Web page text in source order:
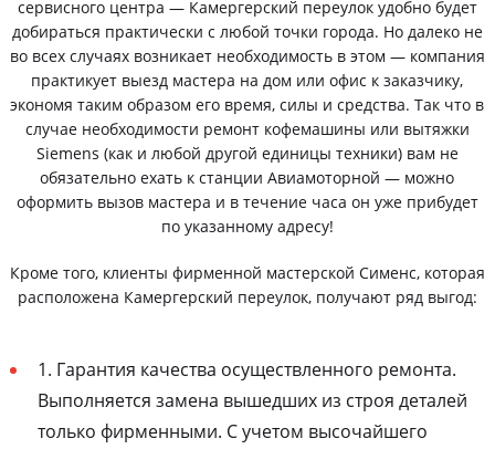
сервисного центра — Камергерский переулок удобно будет
добираться практически с любой точки города. Но далеко не
во всех случаях возникает необходимость в этом — компания
практикует выезд мастера на дом или офис к заказчику,
экономя таким образом его время, силы и средства. Так что в
случае необходимости ремонт кофемашины или вытяжки
Siemens (как и любой другой единицы техники) вам не
обязательно ехать к станции Авиамоторной — можно
оформить вызов мастера и в течение часа он уже прибудет
по указанному адресу!
Кроме того, клиенты фирменной мастерской Сименс, которая
расположена Камергерский переулок, получают ряд выгод:
1. Гарантия качества осуществленного ремонта.
Выполняется замена вышедших из строя деталей
только фирменными. С учетом высочайшего